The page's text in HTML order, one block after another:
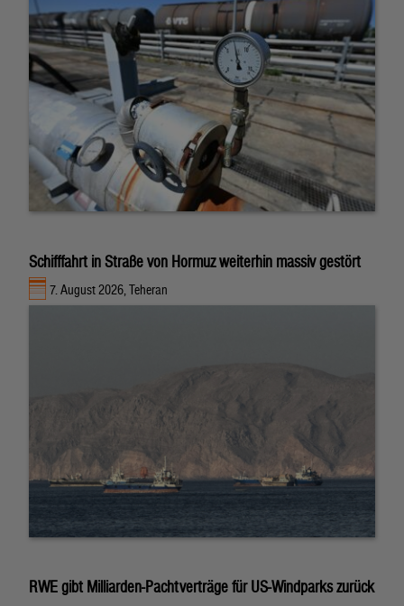
Schifffahrt in Straße von Hormuz weiterhin massiv gestört
7. August 2026, Teheran
RWE gibt Milliarden-Pachtverträge für US-Windparks zurück